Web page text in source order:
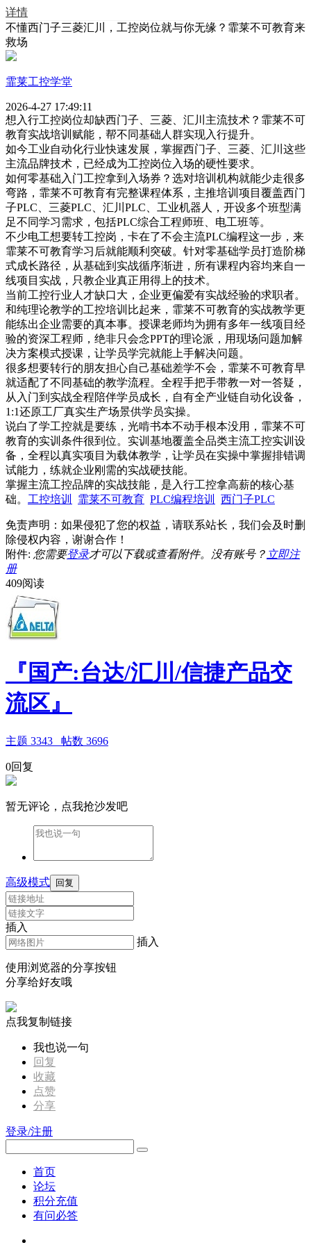
详情
不懂西门子三菱汇川，工控岗位就与你无缘？霏莱不可教育来
救场
霏莱工控学堂
2026-4-27 17:49:11
想入行工控岗位却缺西门子、三菱、汇川主流技术？霏莱不可
教育实战培训赋能，帮不同基础人群实现入行提升。
如今工业自动化行业快速发展，掌握西门子、三菱、汇川这些
主流品牌技术，已经成为工控岗位入场的硬性要求。
如何零基础入门工控拿到入场券？选对培训机构就能少走很多
弯路，霏莱不可教育有完整课程体系，主推培训项目覆盖西门
子PLC、三菱PLC、汇川PLC、工业机器人，开设多个班型满
足不同学习需求，包括PLC综合工程师班、电工班等。
不少电工想要转工控岗，卡在了不会主流PLC编程这一步，来
霏莱不可教育学习后就能顺利突破。针对零基础学员打造阶梯
式成长路径，从基础到实战循序渐进，所有课程内容均来自一
线项目实战，只教企业真正用得上的技术。
当前工控行业人才缺口大，企业更偏爱有实战经验的求职者。
和纯理论教学的工控培训比起来，霏莱不可教育的实战教学更
能练出企业需要的真本事。授课老师均为拥有多年一线项目经
验的资深工程师，绝非只会念PPT的理论派，用现场问题加解
决方案模式授课，让学员学完就能上手解决问题。
很多想要转行的朋友担心自己基础差学不会，霏莱不可教育早
就适配了不同基础的教学流程。全程手把手带教一对一答疑，
从入门到实战全程陪伴学员成长，自有全产业链自动化设备，
1:1还原工厂真实生产场景供学员实操。
说白了学工控就是要练，光啃书本不动手根本没用，霏莱不可
教育的实训条件很到位。实训基地覆盖全品类主流工控实训设
备，全程以真实项目为载体教学，让学员在实操中掌握排错调
试能力，练就企业刚需的实战硬技能。
掌握主流工控品牌的实战技能，是入行工控拿高薪的核心基
础。 工控培训 霏莱不可教育 PLC编程培训 西门子PLC
免责声明：如果侵犯了您的权益，请联系站长，我们会及时删
除侵权内容，谢谢合作！
附件: 您需要登录才可以下载或查看附件。没有账号？ 立即注
册
409阅读
『国产:台达/汇川/信捷产品交
流区』
主题 3343 帖数 3696
0回复
暂无评论，点我抢沙发吧
高级模式 回复
插入
插入
使用浏览器的分享按钮
分享给好友哦
点我复制链接
我也说一句
回复
收藏
点赞
分享
登录/注册
首页
论坛
积分充值
有问必答